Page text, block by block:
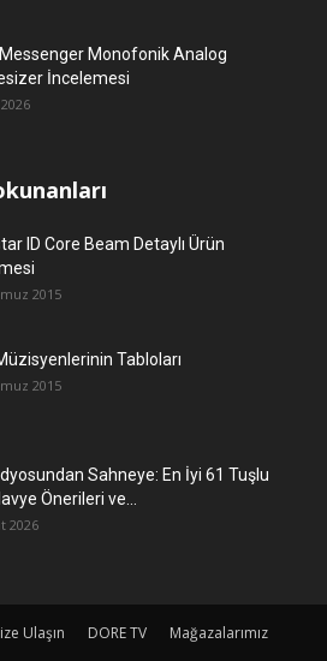
Monofonik Analog
İncelemesi
ID Core Beam Detaylı Ürün
2015
Tabloları
2015
Sahneye: En İyi 61 Tuşlu
Önerileri ve...
2026
Ulaşın DORE TV Mağazalarımız